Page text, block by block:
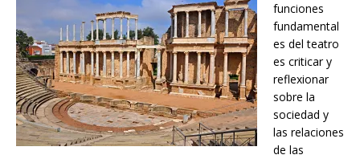
funciones
fundamental
es del teatro
es criticar y
reflexionar
sobre la
sociedad y
las relaciones
de las